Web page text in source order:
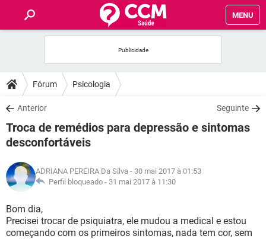
MENU
FORUMS
SAÚDE
FAMÍLIA
NUTRIÇÃO
SEXUALIDADE
Fórum Psicologia
Anterior Seguinte
Troca de remédios para depressão e sintomas
desconfortáveis
ADRIANA PEREIRA Da Silva - 30 mai 2017 à 01:53
Perfil bloqueado - 31 mai 2017 à 11:30
Bom dia,
Precisei trocar de psiquiatra, ele mudou a medical e estou
começando com os primeiros sintomas, nada tem cor, sem